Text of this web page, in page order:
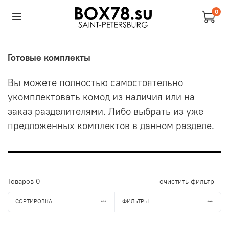
0
Готовые комплекты
Вы можете полностью самостоятельно
укомплектовать комод из наличия или на
заказ разделителями. Либо выбрать из уже
предложенных комплектов в данном разделе.
Товаров 0 очистить фильтр
СОРТИРОВКА ФИЛЬТРЫ